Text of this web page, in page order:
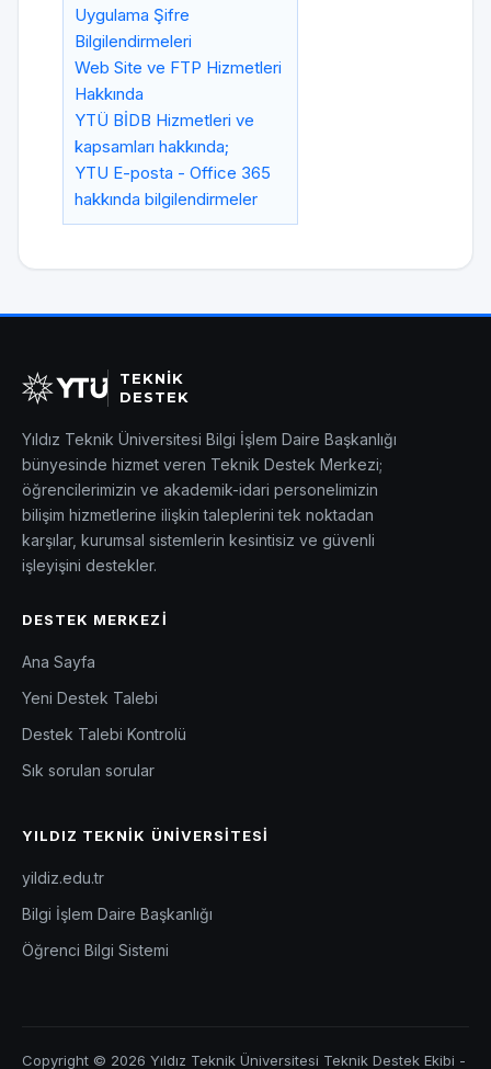
Uygulama Şifre
Bilgilendirmeleri
Web Site ve FTP Hizmetleri
Hakkında
YTÜ BİDB Hizmetleri ve
kapsamları hakkında;
YTU E-posta - Office 365
hakkında bilgilendirmeler
TEKNİK
DESTEK
Yıldız Teknik Üniversitesi Bilgi İşlem Daire Başkanlığı
bünyesinde hizmet veren Teknik Destek Merkezi;
öğrencilerimizin ve akademik-idari personelimizin
bilişim hizmetlerine ilişkin taleplerini tek noktadan
karşılar, kurumsal sistemlerin kesintisiz ve güvenli
işleyişini destekler.
DESTEK MERKEZI
Ana Sayfa
Yeni Destek Talebi
Destek Talebi Kontrolü
Sık sorulan sorular
YILDIZ TEKNIK ÜNIVERSITESI
yildiz.edu.tr
Bilgi İşlem Daire Başkanlığı
Öğrenci Bilgi Sistemi
Copyright © 2026 Yıldız Teknik Üniversitesi Teknik Destek Ekibi -